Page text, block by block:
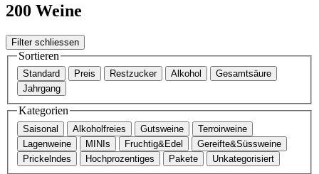
200 Weine
Filter schliessen
Sortieren
Standard Preis Restzucker Alkohol
Gesamtsäure
Jahrgang
Kategorien
Saisonal Alkoholfreies Gutsweine
Terroirweine
Lagenweine
MINIs Fruchtig&Edel
Gereifte&Süssweine
Prickelndes
Hochprozentiges Pakete Unkategorisiert